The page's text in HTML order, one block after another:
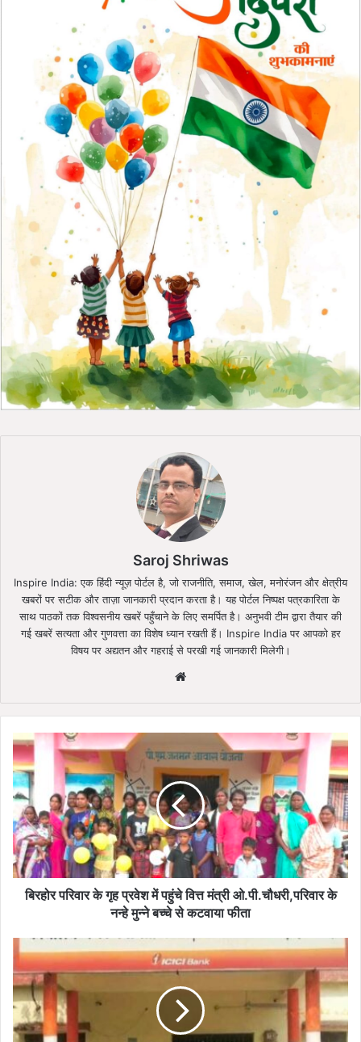
Saroj Shriwas
Inspire India: एक हिंदी न्यूज़ पोर्टल है, जो राजनीति, समाज, खेल, मनोरंजन और क्षेत्रीय
खबरों पर सटीक और ताज़ा जानकारी प्रदान करता है। यह पोर्टल निष्पक्ष पत्रकारिता के
साथ पाठकों तक विश्वसनीय खबरें पहुँचाने के लिए समर्पित है। अनुभवी टीम द्वारा तैयार की
गई खबरें सत्यता और गुणवत्ता का विशेष ध्यान रखती हैं। Inspire India पर आपको हर
विषय पर अद्यतन और गहराई से परखी गई जानकारी मिलेगी।
बिरहोर
परिवार
के
गृह
प्रवेश
में
पहुंचे
वित्त
मंत्री
ओ.पी.चौधरी,परिवार
बच्चे
से
कटवाया
फीता
बिरहोर परिवार के गृह प्रवेश में पहुंचे वित्त मंत्री ओ.पी.चौधरी,परिवार के
नन्हे मुन्ने बच्चे से कटवाया फीता
नगर
पंचायत
में
भ्रष्टाचार
की